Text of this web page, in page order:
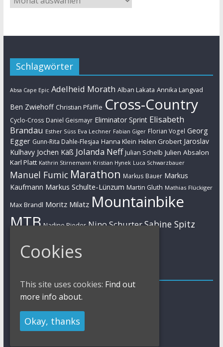
Schlagwörter
Absa Cape Epic Adelheid Morath Alban Lakata Annika Langvad
Ben Zwiehoff Christian Pfäffle Cross-Country
Cyclo-Cross Daniel Geismayr Eliminator Sprint Elisabeth
Brandau Esther Süss Eva Lechner Fabian Giger Florian Vogel Georg
Egger Gunn-Rita Dahle-Flesjaa Hanna Klein Helen Grobert Jaroslav
Kulhavy Jochen Käß Jolanda Neff Julian Schelb Julien Absalon
Karl Platt Kathrin Stirnemann Kristian Hynek Luca Schwarzbauer
Manuel Fumic Marathon Markus Bauer Markus
Kaufmann Markus Schulte-Lünzum Martin Gluth Mathias Flückiger
Max Brandl Moritz Milatz Mountainbike
MTB Nadine Rieder Nino SchurterSabine Spitz
Impressum / Kontakt
Datenschutzerklärung
Cookies Policy
Cookies
This site uses cookies: Find out
more info about.
Okay, thanks